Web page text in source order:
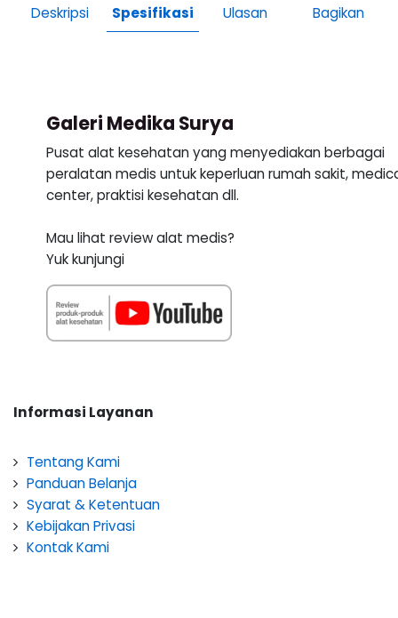
Deskripsi Spesifikasi Ulasan Bagikan
Galeri Medika Surya
Pusat alat kesehatan yang menyediakan berbagai
peralatan medis untuk keperluan rumah sakit,
center, praktisi kesehatan dll.
Mau lihat review alat medis?
Yuk kunjungi
Informasi Layanan
Tentang Kami
Panduan Belanja
Syarat & Ketentuan
Kebijakan Privasi
Kontak Kami